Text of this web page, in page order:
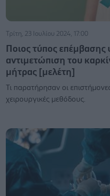
Τρίτη, 23 Ιουλίου 2024, 17:00
Ποιος τύπος επέμβασης
αντιμετώπιση του
μήτρας [μελέτη]
Τι παρατήρησαν οι
χειρουργικές μεθόδους.